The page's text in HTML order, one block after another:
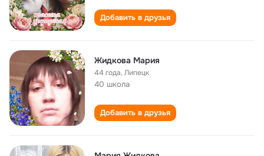
Добавить в друзья
Жидкова Мария
44 года,Липецк
40 школа
Добавить в друзья